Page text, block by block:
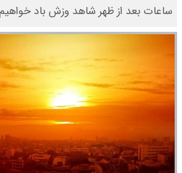
ساعات بعد از ظهر شاهد وزش باد